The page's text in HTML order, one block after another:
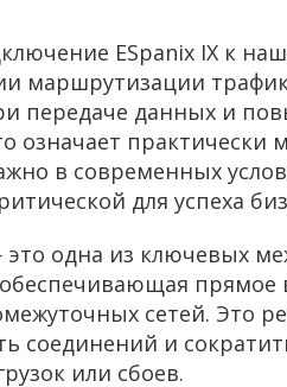
ESpanix IX к
маршрутизации
передаче данных и
означает
в современных
для успеха
это одна из ключевых
прямое
сетей. Это
соединений и
или сбоев.